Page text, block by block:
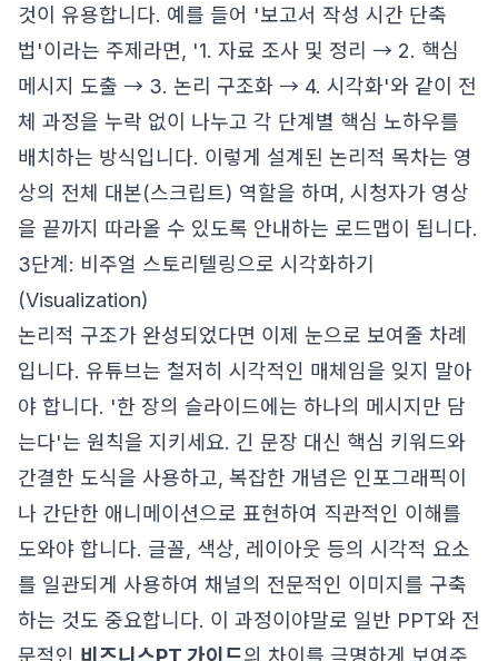
것이 유용합니다. 예를 들어 '보고서 작성 시간 단축
법'이라는 주제라면, '1. 자료 조사 및 정리 → 2. 핵심
메시지 도출 → 3. 논리 구조화 → 4. 시각화'와 같이 전
체 과정을 누락 없이 나누고 각 단계별 핵심 노하우를
배치하는 방식입니다. 이렇게 설계된 논리적 목차는 영
상의 전체 대본(스크립트) 역할을 하며, 시청자가 영상
을 끝까지 따라올 수 있도록 안내하는 로드맵이 됩니다.
3단계: 비주얼 스토리텔링으로 시각화하기
(Visualization)
논리적 구조가 완성되었다면 이제 눈으로 보여줄 차례
입니다. 유튜브는 철저히 시각적인 매체임을 잊지 말아
야 합니다. '한 장의 슬라이드에는 하나의 메시지만 담
는다'는 원칙을 지키세요. 긴 문장 대신 핵심 키워드와
간결한 도식을 사용하고, 복잡한 개념은 인포그래픽이
나 간단한 애니메이션으로 표현하여 직관적인 이해를
도와야 합니다. 글꼴, 색상, 레이아웃 등의 시각적 요소
를 일관되게 사용하여 채널의 전문적인 이미지를 구축
하는 것도 중요합니다. 이 과정이야말로 일반 PPT와 전
문적인 비즈니스PT 가이드의 차이를 극명하게 보여주